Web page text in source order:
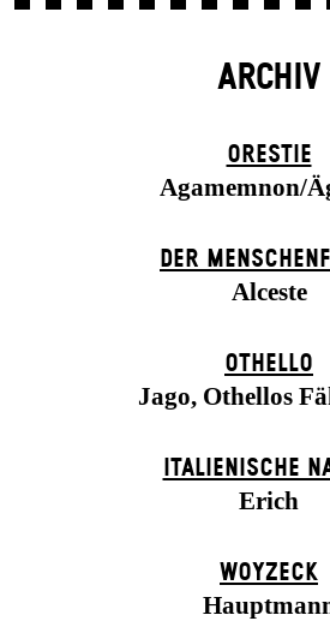
ARCHIV
ORESTIE
Agamemnon/
DER
Alceste
OTHELLO
Jago, Othellos
ITALIENISCHE
Erich
WOYZECK